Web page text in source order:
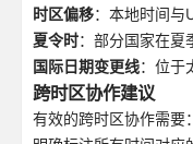
时区偏移：本地时间与
夏令时：部分国家在夏
国际日期变更线：位于
跨时区协作建议
有效的跨时区协作需要：